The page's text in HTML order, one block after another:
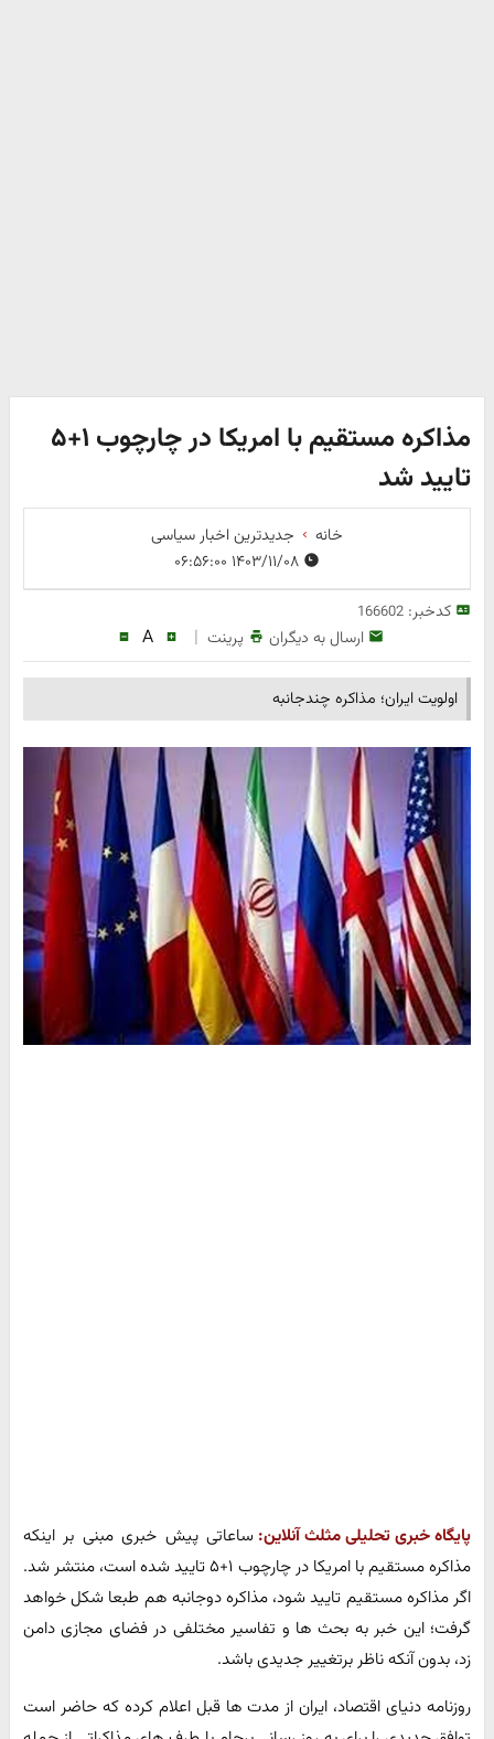
مذاکره مستقیم با امریکا در چارچوب ۱+۵
تایید شد
خانه
جدیدترین اخبار سیاسی
کدخبر:166602
ارسال به دیگران پرینت |
A
اولویت ایران؛ مذاکره چندجانبه
پایگاه خبری تحلیلی مثلث آنلاین: ساعاتی پیش خبری مبنی بر اینکه
مذاکره مستقیم با امریکا در چارچوب ۱+۵ تایید شده است، منتشر شد.
اگر مذاکره مستقیم تایید شود، مذاکره دوجانبه هم طبعا شکل خواهد
گرفت؛ این خبر به بحث ها و تفاسیر مختلفی در فضای مجازی دامن
زد، بدون آنکه ناظر برتغییر جدیدی باشد.
روزنامه دنیای اقتصاد، ایران از مدت ها قبل اعلام کرده که حاضر است